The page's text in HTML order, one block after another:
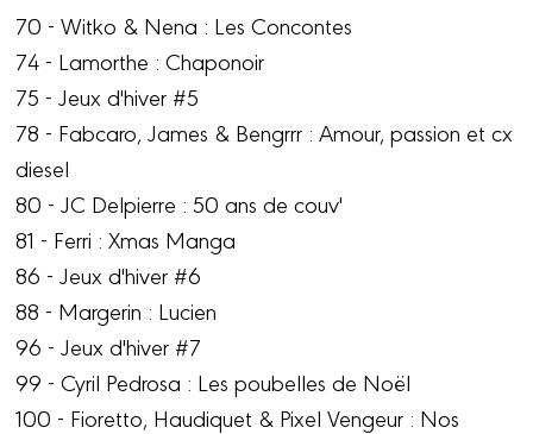
70 - Witko & Nena : Les Concontes
74 - Lamorthe : Chaponoir
75 - Jeux d'hiver #5
78 - Fabcaro, James & Bengrrr : Amour, passion et cx
diesel
80 - JC Delpierre : 50 ans de couv'
81 - Ferri : Xmas Manga
86 - Jeux d'hiver #6
88 - Margerin : Lucien
96 - Jeux d'hiver #7
99 - Cyril Pedrosa : Les poubelles de Noël
100 - Fioretto, Haudiquet & Pixel Vengeur : Nos